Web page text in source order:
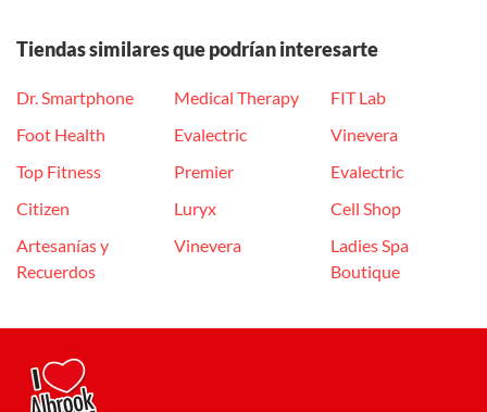
Tiendas similares que podrían interesarte
Dr. Smartphone
Foot Health
Top Fitness
Citizen
Artesanías y
Recuerdos
Medical Therapy
Evalectric
Premier
Luryx
Vinevera
FIT Lab
Vinevera
Evalectric
Cell Shop
Ladies Spa
Boutique